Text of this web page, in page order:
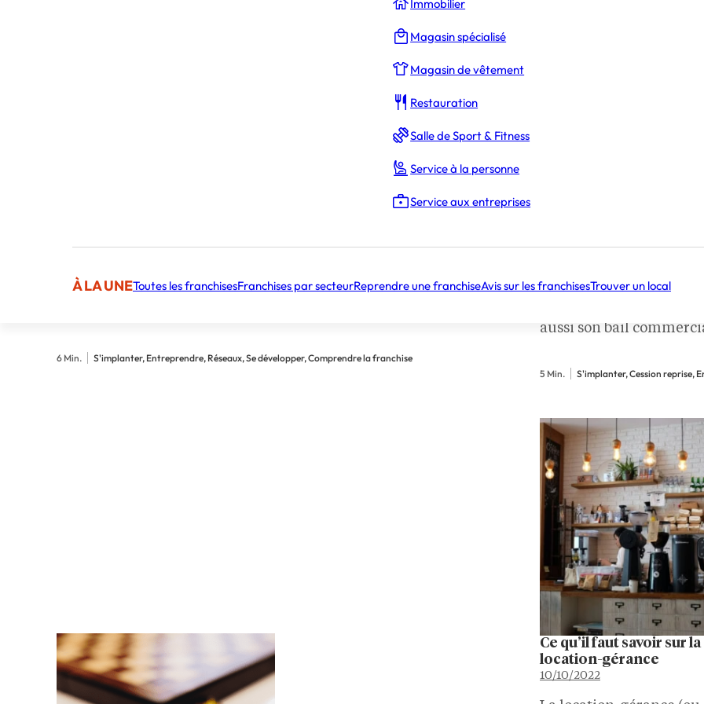
Immobilier
Magasin spécialisé
Magasin de vêtement
Restauration
Salle de Sport & Fitness
Service à la personne
Service aux entreprises
À LA UNEToutes les franchisesFranchises par secteurReprendre une franchiseAvis sur les franchisesTrouver un local
15/01/2024
La foncière commerciale, qui consiste à racheter des murs, voire
des fonds de commerce permet de maîtriser l’implantation des
artisans peuvent…
6 Min. S'implanter, Entreprendre, Réseaux, Se développer, Comprendre la franchise
commercial
Lorsqu’un franchisé
aussi son bail
le lie au propriétaire de
local commercial. Il
de la transaction dont
5 Min. S'implanter, Cession reprise,
Ce qu’il faut savoir sur la
location-gérance
10/10/2022